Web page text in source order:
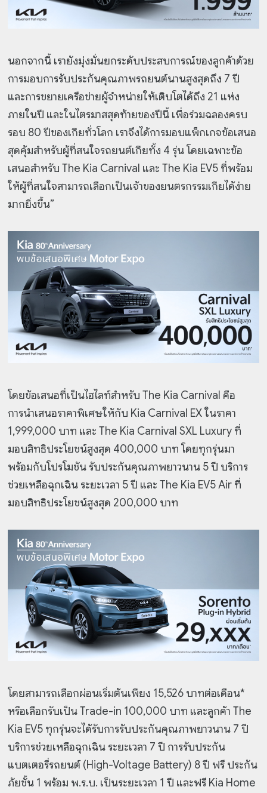
นอกจากนี้ เรายังมุ่งมั่นยกระดับประสบการณ์ของลูกค้าด้วย
การมอบการรับประกันคุณภาพรถยนต์นานสูงสุดถึง 7 ปี
และการขยายเครือข่ายผู้จำหน่ายให้เติบโตได้ถึง 21 แห่ง
ภายในปี และในไตรมาสสุดท้ายของปีนี้ เพื่อร่วมฉลองครบ
รอบ 80 ปีของเกียทั่วโลก เราจึงได้การมอบแพ็กเกจข้อเสนอ
สุดคุ้มสำหรับผู้ที่สนใจรถยนต์เกียทั้ง 4 รุ่น โดยเฉพาะข้อ
เสนอสำหรับ The Kia Carnival และ The Kia EV5 ที่พร้อม
ให้ผู้ที่สนใจสามารถเลือกเป็นเจ้าของยนตรกรรมเกียได้ง่าย
มากยิ่งขึ้น”
โดยข้อเสนอที่เป็นไฮไลท์สำหรับ The Kia Carnival คือ
การนำเสนอราคาพิเศษให้กับ Kia Carnival EX ในราคา
1,999,000 บาท และ The Kia Carnival SXL Luxury ที่
มอบสิทธิประโยชน์สูงสุด 400,000 บาท โดยทุกรุ่นมา
พร้อมกับโปรโมชัน รับประกันคุณภาพยาวนาน 5 ปี บริการ
ช่วยเหลือฉุกเฉิน ระยะเวลา 5 ปี และ The Kia EV5 Air ที่
มอบสิทธิประโยชน์สูงสุด 200,000 บาท
โดยสามารถเลือกผ่อนเริ่มต้นเพียง 15,526 บาทต่อเดือน*
หรือเลือกรับเป็น Trade-in 100,000 บาท และลูกค้า The
Kia EV5 ทุกรุ่นจะได้รับการรับประกันคุณภาพยาวนาน 7 ปี
บริการช่วยเหลือฉุกเฉิน ระยะเวลา 7 ปี การรับประกัน
แบตเตอรี่รถยนต์ (High-Voltage Battery) 8 ปี ฟรี ประกัน
ภัยชั้น 1 พร้อม พ.ร.บ. เป็นระยะเวลา 1 ปี และฟรี Kia Home